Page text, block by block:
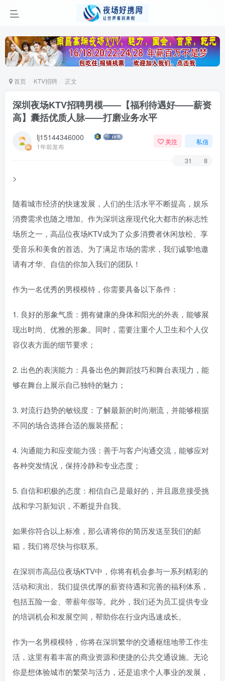
首页 KTV招聘 正文
深圳夜场KTV招聘男模——【福利待遇好——薪资
高】囊括优质人脉——打磨业务水平
lj15144346000
1年前发布
关注 私信
31 8
>
随着城市经济的快速发展，人们的生活水平不断提高，娱乐
消费需求也随之增加。作为深圳这座现代化大都市的标志性
场所之一，高品位夜场KTV成为了众多消费者休闲放松、享
受音乐和美食的首选。为了满足市场的需求，我们诚挚地邀
请有才华、自信的你加入我们的团队！
作为一名优秀的男模模特，你需要具备以下条件：
1. 良好的形象气质：拥有健康的身体和阳光的外表，能够展
现出时尚、优雅的形象。同时，需要注重个人卫生和个人仪
容仪表方面的细节要求；
2. 出色的表演能力：具备出色的舞蹈技巧和舞台表现力，能
够在舞台上展示自己独特的魅力；
3. 对流行趋势的敏锐度：了解最新的时尚潮流，并能够根据
不同的场合选择合适的服装搭配；
4. 沟通能力和应变能力强：善于与客户沟通交流，能够应对
各种突发情况，保持冷静和专业态度；
5. 自信和积极的态度：相信自己是最好的，并且愿意接受挑
战和学习新知识，不断提升自我。
如果你符合以上标准，那么请将你的简历发送至我们的邮
箱，我们将尽快与你联系。
在深圳市高品位夜场KTV中，你将有机会参与一系列精彩的
活动和演出。我们提供优厚的薪资待遇和完善的福利体系，
包括五险一金、带薪年假等。此外，我们还为员工提供专业
的培训机会和发展空间，帮助你在行业内迅速成长。
作为一名男模模特，你将在深圳繁华的交通枢纽地带工作生
活，这里有着丰富的商业资源和便捷的公共交通设施。无论
你是想体验城市的繁荣与活力，还是追求个人事业的发展，